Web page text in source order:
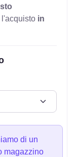
in
di un
magazzino